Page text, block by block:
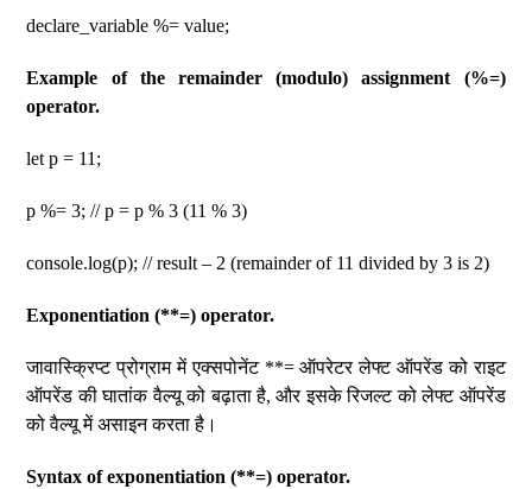
declare_variable %= value;
Example of the remainder (modulo) assignment (%=)
operator.
let p = 11;
p %= 3; // p = p % 3 (11 % 3)
console.log(p); // result – 2 (remainder of 11 divided by 3 is 2)
Exponentiation (**=) operator.
जावास्क्रिप्ट प्रोग्राम में एक्सपोनेंट **= ऑपरेटर लेफ्ट ऑपरेंड को राइट
ऑपरेंड की घातांक वैल्यू को बढ़ाता है, और इसके रिजल्ट को लेफ्ट ऑपरेंड
को वैल्यू में असाइन करता है।
Syntax of exponentiation (**=) operator.